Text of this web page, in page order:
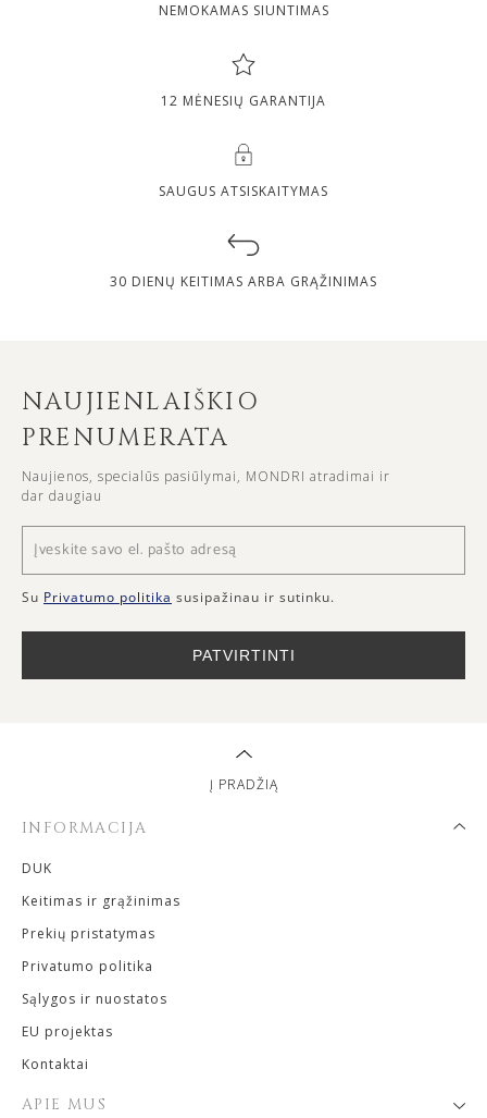
NEMOKAMAS SIUNTIMAS
12 MĖNESIŲ GARANTIJA
SAUGUS ATSISKAITYMAS
30 DIENŲ KEITIMAS ARBA GRĄŽINIMAS
NAUJIENLAIŠKIO
PRENUMERATA
Naujienos, specialūs pasiūlymai, MONDRI atradimai ir
dar daugiau
Su Privatumo politika susipažinau ir sutinku.
PATVIRTINTI
INFORMACIJA
DUK
Keitimas ir grąžinimas
Prekių pristatymas
Privatumo politika
Sąlygos ir nuostatos
EU projektas
Kontaktai
APIE MUS
Į PRADŽIĄ